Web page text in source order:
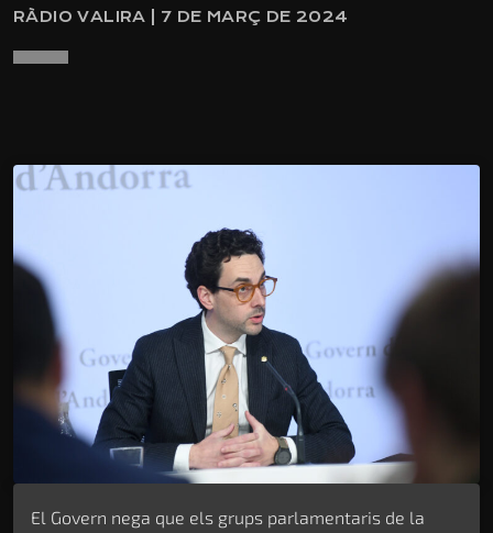
RÀDIO VALIRA | 7 DE MARÇ DE 2024
El Govern nega que els grups parlamentaris de la